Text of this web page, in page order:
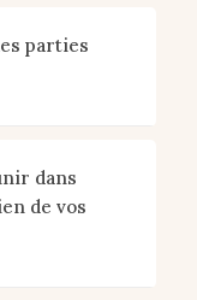
parties
dans
de vos